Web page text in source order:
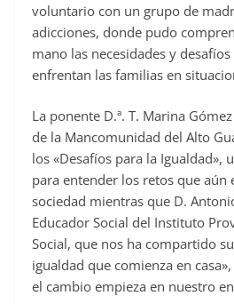
voluntario con un grupo de
adicciones, donde pudo
mano las necesidades y
enfrentan las familias en
La ponente D.ª. T. Marina
de la Mancomunidad del Alto
los «Desafíos para la Igualdad»,
para entender los retos que
sociedad mientras que D.
Educador Social del Instituto
Social, que nos ha compartido
igualdad que comienza en
el cambio empieza en nuestro